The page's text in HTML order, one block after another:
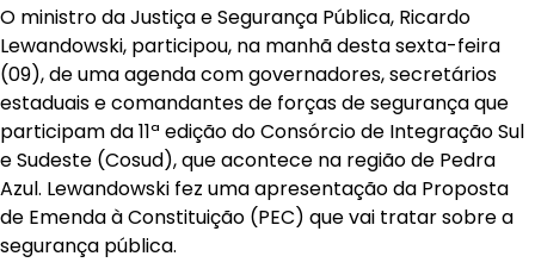
O ministro da Justiça e Segurança Pública, Ricardo
Lewandowski, participou, na manhã desta sexta-feira
(09), de uma agenda com governadores, secretários
estaduais e comandantes de forças de segurança que
participam da 11ª edição do Consórcio de Integração Sul
e Sudeste (Cosud), que acontece na região de Pedra
Azul. Lewandowski fez uma apresentação da Proposta
de Emenda à Constituição (PEC) que vai tratar sobre a
segurança pública.